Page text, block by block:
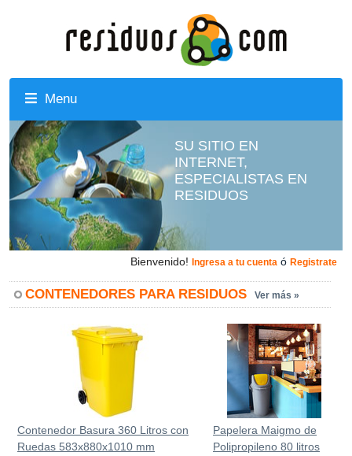
Menu
SU SITIO EN
INTERNET,
ESPECIALISTAS EN
RESIDUOS
Bienvenido! Ingresa a tu cuenta ó Registrate
CONTENEDORES PARA RESIDUOS Ver más »
Contenedor Basura 360 Litros con
Ruedas 583x880x1010 mm
Papelera Maigmo de
Polipropileno 80 litros